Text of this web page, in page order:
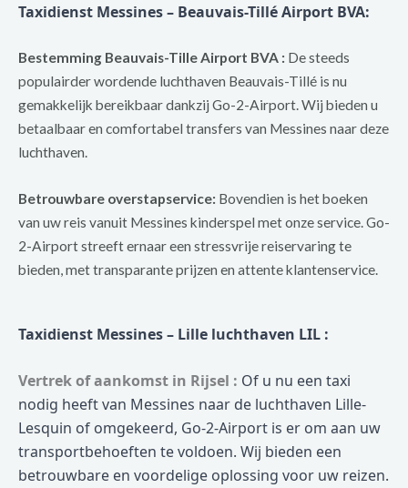
Taxidienst Messines – Beauvais-Tillé Airport BVA:
Bestemming Beauvais-Tille Airport BVA : De steeds
populairder wordende luchthaven Beauvais-Tillé is nu
gemakkelijk bereikbaar dankzij Go-2-Airport. Wij bieden u
betaalbaar en comfortabel transfers van Messines naar deze
luchthaven.
Betrouwbare overstapservice: Bovendien is het boeken
van uw reis vanuit Messines kinderspel met onze service. Go-
2-Airport streeft ernaar een stressvrije reiservaring te
bieden, met transparante prijzen en attente klantenservice.
Taxidienst Messines – Lille luchthaven LIL :
Vertrek of aankomst in Rijsel : Of u nu een taxi
nodig heeft van Messines naar de luchthaven Lille-
Lesquin of omgekeerd, Go-2-Airport is er om aan uw
transportbehoeften te voldoen. Wij bieden een
betrouwbare en voordelige oplossing voor uw reizen.